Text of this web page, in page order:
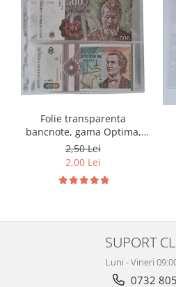
Folie transparenta
bancnote, gama Optima,
cod SH252, 3
compartimente
2,50 Lei
2,00 Lei
SUPORT
Luni - Vineri
0732